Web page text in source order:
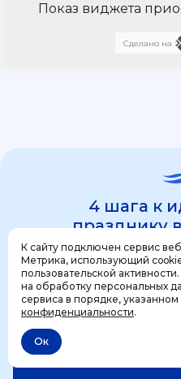
Позвонить+7
К сайту подключен сервис
Метрика, использующий
пользовательской
на обработку персональных
сервиса в порядке, указанном
конфиденциальности.
Ок
Показ виджета
Сделано на
4 шага к
празднику
1 шаг